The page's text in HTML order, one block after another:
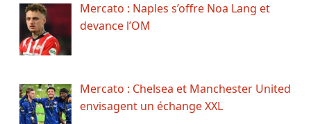
Mercato : Naples s’offre Noa Lang et
devance l’OM
Mercato : Chelsea et Manchester United
envisagent un échange XXL